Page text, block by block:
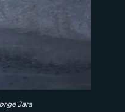
Jara